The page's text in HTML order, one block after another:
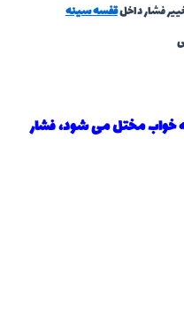
فشار داخلقفسه سینه
خواب مختل می شود، فشار